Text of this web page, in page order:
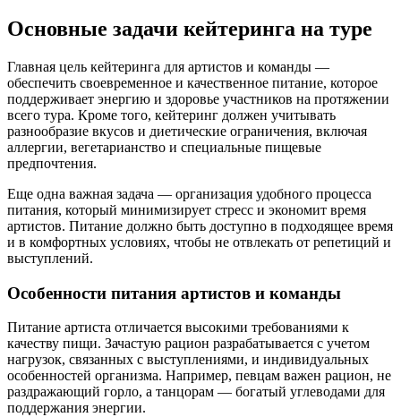
Основные задачи кейтеринга на туре
Главная цель кейтеринга для артистов и команды —
обеспечить своевременное и качественное питание, которое
поддерживает энергию и здоровье участников на протяжении
всего тура. Кроме того, кейтеринг должен учитывать
разнообразие вкусов и диетические ограничения, включая
аллергии, вегетарианство и специальные пищевые
предпочтения.
Еще одна важная задача — организация удобного процесса
питания, который минимизирует стресс и экономит время
артистов. Питание должно быть доступно в подходящее время
и в комфортных условиях, чтобы не отвлекать от репетиций и
выступлений.
Особенности питания артистов и команды
Питание артиста отличается высокими требованиями к
качеству пищи. Зачастую рацион разрабатывается с учетом
нагрузок, связанных с выступлениями, и индивидуальных
особенностей организма. Например, певцам важен рацион, не
раздражающий горло, а танцорам — богатый углеводами для
поддержания энергии.